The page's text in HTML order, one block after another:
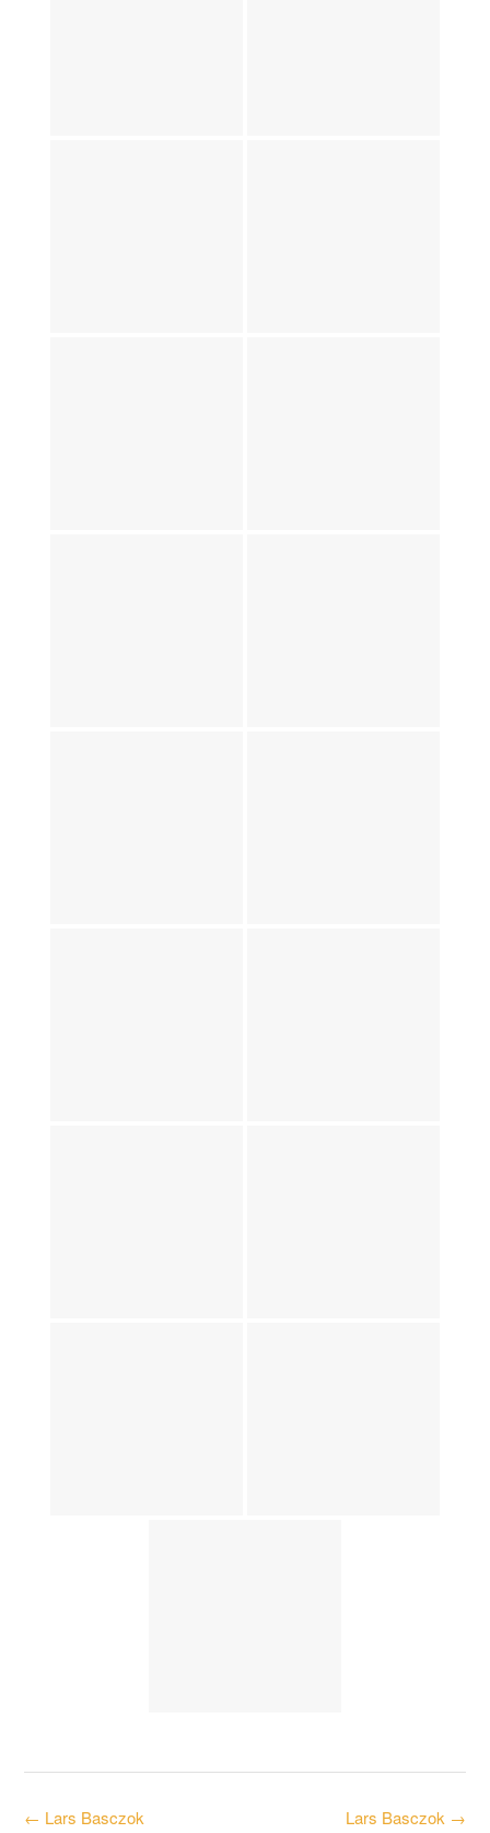
Post Lars Basczok →
← Lars Basczok